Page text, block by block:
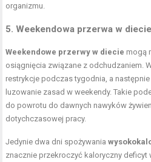
organizmu.
5. Weekendowa przerwa w
Weekendowe przerwy w diecie mogą
osiągnięcia związane z odchudzaniem.
restrykcje podczas tygodnia, a
luzowanie zasad w weekendy. Takie
do powrotu do dawnych nawyków
dotychczasowej pracy.
Jedynie dwa dni spożywania
znacznie przekroczyć kaloryczny